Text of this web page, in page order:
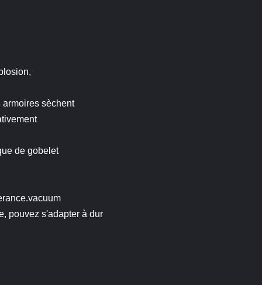
armoires sèchent
de gobelet
pouvez s'adapter à dur